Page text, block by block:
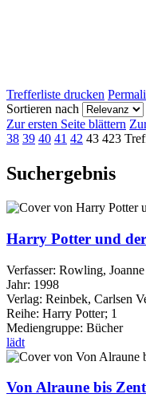
Trefferliste drucken
Sortieren nach
Zur ersten Seite blättern
38 39 40 41 42 43 423
Suchergebnis
Harry Potter und
Verfasser: Rowling,
Jahr: 1998
Verlag: Reinbek, Carlsen
Reihe: Harry Potter; 1
Mediengruppe: Bücher
lädt
Von Alraune bis